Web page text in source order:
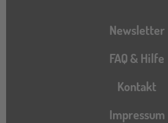
Newsletter
FAQ & Hilfe
Kontakt
Impressum